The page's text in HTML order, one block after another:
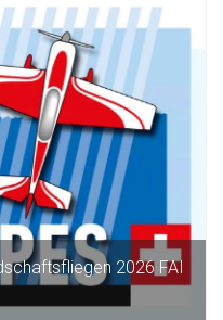
2026 FAI